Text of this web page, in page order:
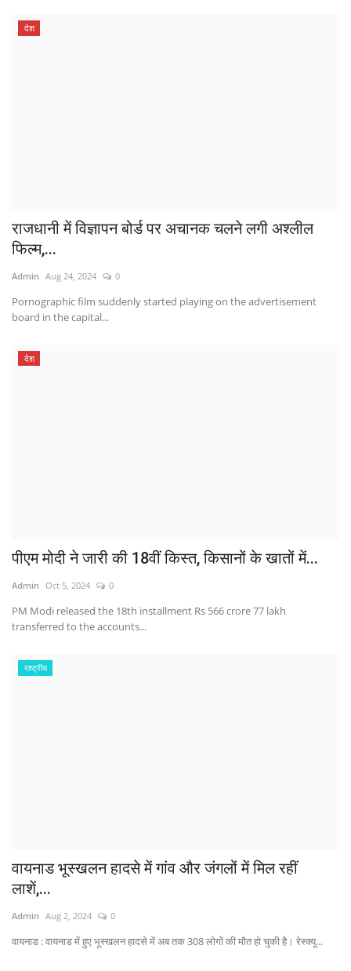
देश
राजधानी में विज्ञापन बोर्ड पर अचानक चलने लगी अश्लील
फिल्म,...
Admin Aug 24, 2024 0
Pornographic film suddenly started playing on the advertisement
board in the capital...
देश
पीएम मोदी ने जारी की 18वीं किस्त, किसानों के खातों में...
Admin Oct 5, 2024 0
PM Modi released the 18th installment Rs 566 crore 77 lakh
transferred to the accounts...
राष्ट्रीय
वायनाड भूस्खलन हादसे में गांव और जंगलों में मिल रहीं
लाशें,...
Admin Aug 2, 2024 0
वायनाड : वायनाड में हुए भूस्खलन हादसे में अब तक 308 लोगों की मौत हो चुकी है। रेस्क्यू...